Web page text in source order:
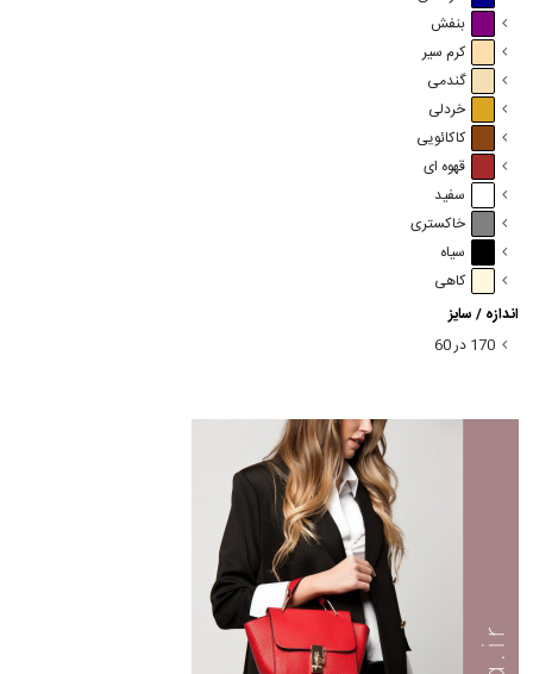
بنفش
کرم سیر
گندمی
خردلی
کاکائویی
قهوه ای
سفید
خاکستری
سیاه
کاهی
اندازه / سایز
170 در 60